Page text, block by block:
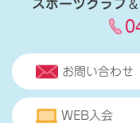
お問い合わせ
WEB入会